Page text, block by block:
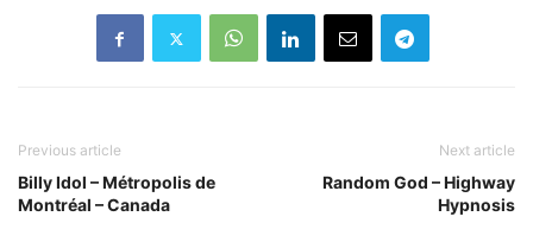
Previous article
Billy Idol – Métropolis de
Montréal – Canada
Next article
Random God – Highway
Hypnosis